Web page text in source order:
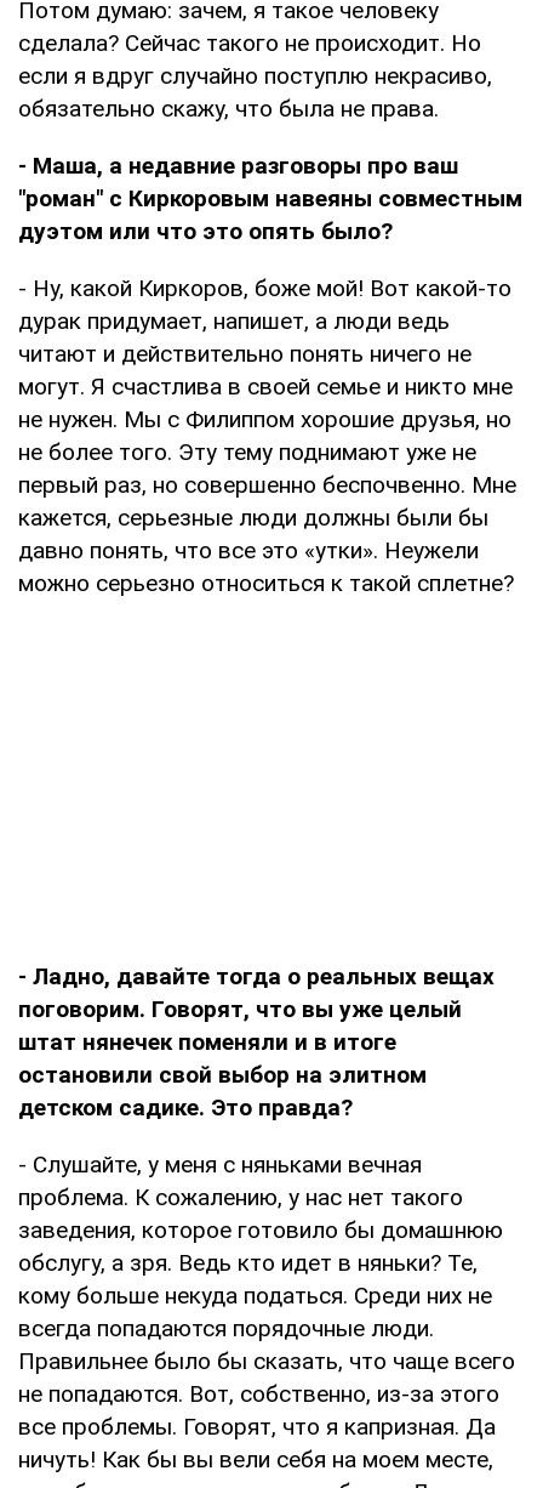
Потом думаю: зачем, я такое человеку
сделала? Сейчас такого не происходит. Но
если я вдруг случайно поступлю некрасиво,
обязательно скажу, что была не права.
- Маша, а недавние разговоры про ваш
"роман" с Киркоровым навеяны совместным
дуэтом или что это опять было?
- Ну, какой Киркоров, боже мой! Вот какой-то
дурак придумает, напишет, а люди ведь
читают и действительно понять ничего не
могут. Я счастлива в своей семье и никто мне
не нужен. Мы с Филиппом хорошие друзья, но
не более того. Эту тему поднимают уже не
первый раз, но совершенно беспочвенно. Мне
кажется, серьезные люди должны были бы
давно понять, что все это «утки». Неужели
можно серьезно относиться к такой сплетне?
- Ладно, давайте тогда о реальных вещах
поговорим. Говорят, что вы уже целый
штат нянечек поменяли и в итоге
остановили свой выбор на элитном
детском садике. Это правда?
- Слушайте, у меня с няньками вечная
проблема. К сожалению, у нас нет такого
заведения, которое готовило бы домашнюю
обслугу, а зря. Ведь кто идет в няньки? Те,
кому больше некуда податься. Среди них не
всегда попадаются порядочные люди.
Правильнее было бы сказать, что чаще всего
не попадаются. Вот, собственно, из-за этого
все проблемы. Говорят, что я капризная. Да
ничуть! Как бы вы вели себя на моем месте,